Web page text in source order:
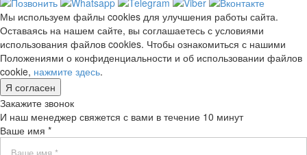
Мы используем файлы cookies для улучшения работы сайта.
Оставаясь на нашем сайте, вы соглашаетесь с условиями
использования файлов cookies. Чтобы ознакомиться с нашими
Положениями о конфиденциальности и об использовании файлов
cookie, нажмите здесь.
Я согласен
Закажите звонок
И наш менеджер свяжется с вами в течение 10 минут
Ваше имя *